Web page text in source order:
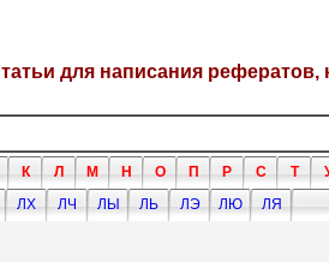
для написания
К Л М Н О П Р С Т
ЛХ ЛЧ ЛЫ ЛЬ ЛЭ ЛЮ ЛЯ